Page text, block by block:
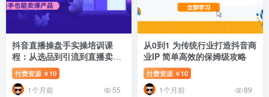
抖音直播操盘手实操培训课
程：从选品到引流到直播卖
货，新手也能卖爆产品
付费资源 ￥ 10
1个月前 55
从0到1 为传统行业打造抖音商
业IP 简单高效的保姆级攻略
付费资源 ￥ 10
1个月前 89